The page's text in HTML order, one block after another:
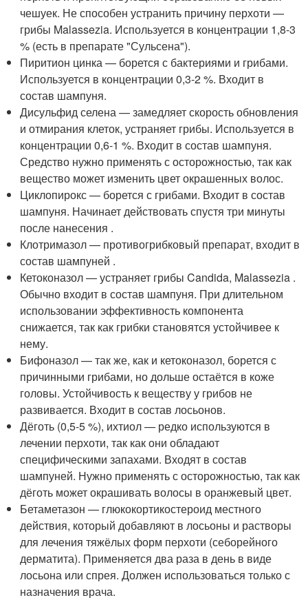
чешуек. Не способен устранить причину перхоти —
грибы Malassezia. Используется в концентрации 1,8-3
% (есть в препарате "Сульсена").
Пиритион цинка — борется с бактериями и грибами.
Используется в концентрации 0,3-2 %. Входит в
состав шампуня.
Дисульфид селена — замедляет скорость обновления
и отмирания клеток, устраняет грибы. Используется в
концентрации 0,6-1 %. Входит в состав шампуня.
Средство нужно применять с осторожностью, так как
вещество может изменить цвет окрашенных волос.
Циклопирокс — борется с грибами. Входит в состав
шампуня. Начинает действовать спустя три минуты
после нанесения .
Клотримазол — противогрибковый препарат, входит в
состав шампуней .
Кетоконазол — устраняет грибы Candida, Malassezia .
Обычно входит в состав шампуня. При длительном
использовании эффективность компонента
снижается, так как грибки становятся устойчивее к
нему.
Бифоназол — так же, как и кетоконазол, борется с
причинными грибами, но дольше остаётся в коже
головы. Устойчивость к веществу у грибов не
развивается. Входит в состав лосьонов.
Дёготь (0,5-5 %), ихтиол — редко используются в
лечении перхоти, так как они обладают
специфическими запахами. Входят в состав
шампуней. Нужно применять с осторожностью, так как
дёготь может окрашивать волосы в оранжевый цвет.
Бетаметазон — глюкокортикостероид местного
действия, который добавляют в лосьоны и растворы
для лечения тяжёлых форм перхоти (себорейного
дерматита). Применяется два раза в день в виде
лосьона или спрея. Должен использоваться только с
назначения врача.